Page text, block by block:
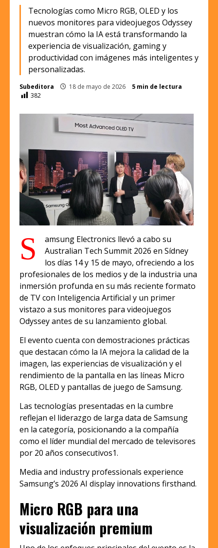
Tecnologías como Micro RGB, OLED y los
nuevos monitores para videojuegos Odyssey
muestran cómo la IA está transformando la
experiencia de visualización, gaming y
productividad con imágenes más inteligentes y
personalizadas.
Subeditora 18 de mayo de 2026
5 min de lectura
382
S
amsung Electronics llevó a cabo su
Australian Tech Summit 2026 en Sídney
los días 14 y 15 de mayo, ofreciendo a los
profesionales de los medios y de la industria una
inmersión profunda en su más reciente formato
de TV con Inteligencia Artificial y un primer
vistazo a sus monitores para videojuegos
Odyssey antes de su lanzamiento global.
El evento cuenta con demostraciones prácticas
que destacan cómo la IA mejora la calidad de la
imagen, las experiencias de visualización y el
rendimiento de la pantalla en las líneas Micro
RGB, OLED y pantallas de juego de Samsung.
Las tecnologías presentadas en la cumbre
reflejan el liderazgo de larga data de Samsung
en la categoría, posicionando a la compañía
como el líder mundial del mercado de televisores
por 20 años consecutivos1.
Media and industry professionals experience
Samsung’s 2026 AI display innovations firsthand.
Micro RGB para una
visualización premium